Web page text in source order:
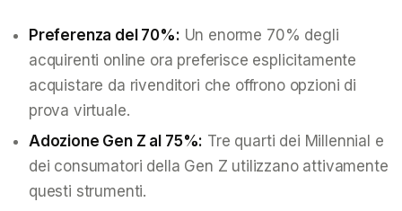
Preferenza del 70%: Un enorme 70% degli
acquirenti online ora preferisce esplicitamente
acquistare da rivenditori che offrono opzioni di
prova virtuale.
Adozione Gen Z al 75%: Tre quarti dei Millennial e
dei consumatori della Gen Z utilizzano attivamente
questi strumenti.